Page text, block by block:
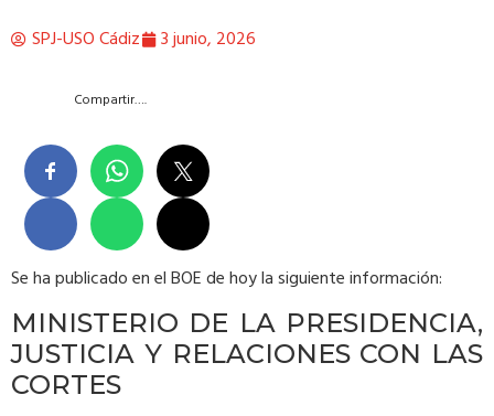
SPJ-USO Cádiz 3 junio, 2026
Compartir….
Se ha publicado en el BOE de hoy la siguiente información:
MINISTERIO DE LA PRESIDENCIA,
JUSTICIA Y RELACIONES CON LAS
CORTES